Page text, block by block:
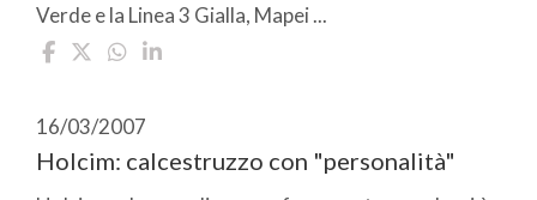
Verde e la Linea 3 Gialla, Mapei ...
16/03/2007
Holcim: calcestruzzo con "personalità"